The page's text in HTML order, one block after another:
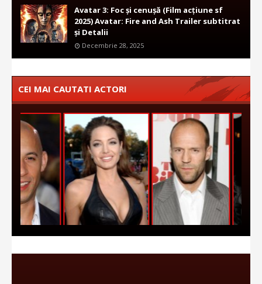
Avatar 3: Foc și cenușă (Film acțiune sf
2025) Avatar: Fire and Ash Trailer subtitrat
și Detalii
Decembrie 28, 2025
CEI MAI CAUTATI ACTORI